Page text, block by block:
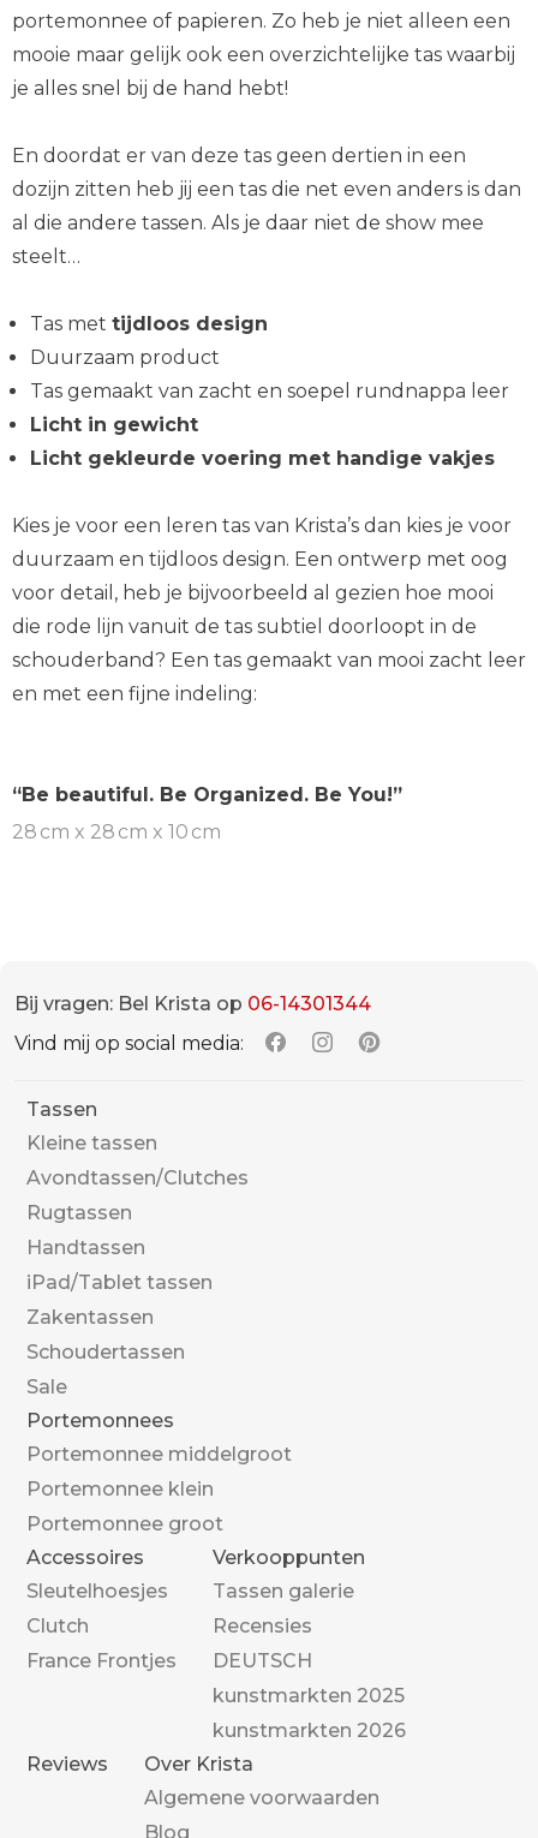
portemonnee of papieren. Zo heb je niet alleen een
mooie maar gelijk ook een overzichtelijke tas waarbij
je alles snel bij de hand hebt!
En doordat er van deze tas geen dertien in een
dozijn zitten heb jij een tas die net even anders is dan
al die andere tassen. Als je daar niet de show mee
steelt…
Tas met tijdloos design
Duurzaam product
Tas gemaakt van zacht en soepel rundnappa leer
Licht in gewicht
Licht gekleurde voering met handige vakjes
Kies je voor een leren tas van Krista’s dan kies je voor
duurzaam en tijdloos design. Een ontwerp met oog
voor detail, heb je bijvoorbeeld al gezien hoe mooi
die rode lijn vanuit de tas subtiel doorloopt in de
schouderband? Een tas gemaakt van mooi zacht leer
en met een fijne indeling:
“Be beautiful. Be Organized. Be You!”
28 cm x 28 cm x 10 cm
Bij vragen: Bel Krista op 06-14301344
Vind mij op social media:
Tassen
Kleine tassen
Avondtassen/Clutches
Rugtassen
Handtassen
iPad/Tablet tassen
Zakentassen
Schoudertassen
Sale
Portemonnees
Portemonnee middelgroot
Portemonnee klein
Portemonnee groot
Accessoires
Sleutelhoesjes
Clutch
France Frontjes
Verkooppunten
Tassen galerie
Recensies
DEUTSCH
kunstmarkten 2025
kunstmarkten 2026
Reviews
Over Krista
Algemene voorwaarden
Blog